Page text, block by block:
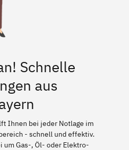
Schnelle
aus
Ihnen bei jeder Notlage im
- schnell und effektiv.
um Gas-, Öl- oder Elektro-